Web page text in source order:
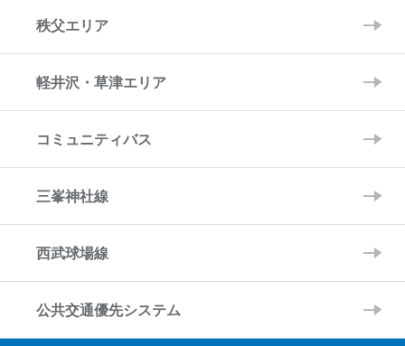
秩父エリア
軽井沢・草津エリア
コミュニティバス
三峯神社線
西武球場線
公共交通優先システム